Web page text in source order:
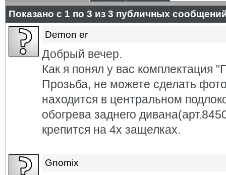
Показано с 1 по 3 из 3 публичных
Demon er
Добрый вечер.
Как я понял у вас комплектация
Прозьба, не можете сделать
находится в центральном
обогрева заднего
крепится на 4х защелках.
Gnomix